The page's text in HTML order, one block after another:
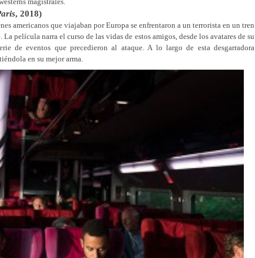
, 2018)
americanos que viajaban por Europa se enfrentaron a un terrorista en un tren
película narra el curso de las vidas de estos amigos, desde los avatares de su
de eventos que precedieron al ataque. A lo largo de esta desgarradora
en su mejor arma.